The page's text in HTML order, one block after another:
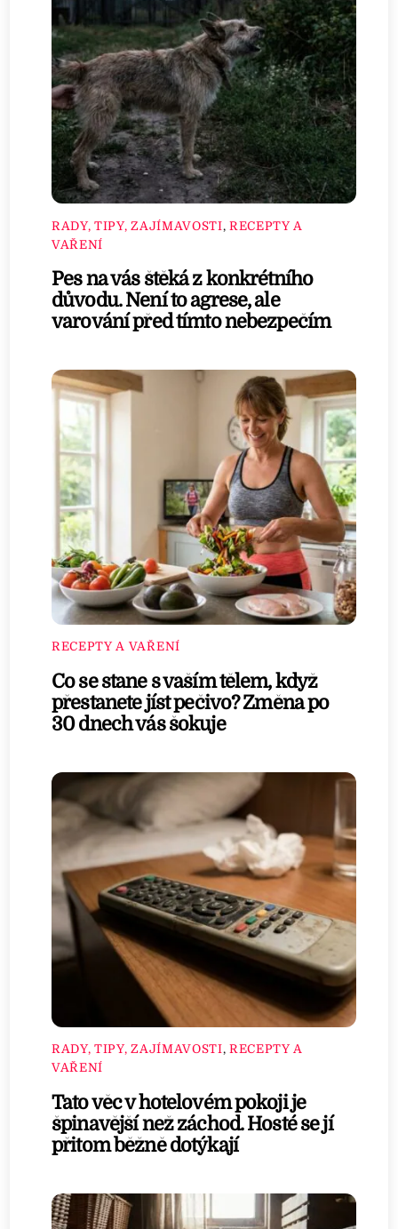
RADY, TIPY, ZAJÍMAVOSTI, RECEPTY A
VAŘENÍ
Pes na vás štěká z konkrétního
důvodu. Není to agrese, ale
varování před tímto nebezpečím
RECEPTY A VAŘENÍ
Co se stane s vaším tělem, když
přestanete jíst pečivo? Změna po
30 dnech vás šokuje
RADY, TIPY, ZAJÍMAVOSTI, RECEPTY A
VAŘENÍ
Tato věc v hotelovém pokoji je
špinavější než záchod. Hosté se jí
přitom běžně dotýkají